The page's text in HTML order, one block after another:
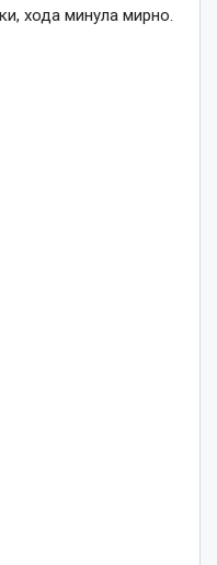
хода минула мирно.